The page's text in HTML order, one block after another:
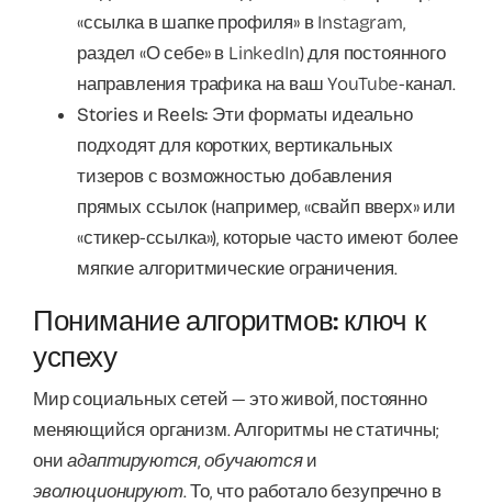
«ссылка в шапке профиля» в Instagram,
раздел «О себе» в LinkedIn) для постоянного
направления трафика на ваш YouTube-канал.
Stories и Reels: Эти форматы идеально
подходят для коротких, вертикальных
тизеров с возможностью добавления
прямых ссылок (например, «свайп вверх» или
«стикер-ссылка»), которые часто имеют более
мягкие алгоритмические ограничения.
Понимание алгоритмов: ключ к
успеху
Мир социальных сетей — это живой, постоянно
меняющийся организм. Алгоритмы не статичны;
ониадаптируются,обучаютсяи
эволюционируют. То, что работало безупречно в